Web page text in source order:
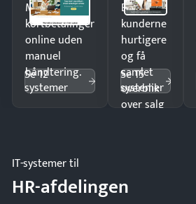
Modtag
kortbetalinger
online uden
manuel
håndtering.
Se 12
systemer
Ekspedér
kunderne
hurtigere
og få
samlet
overblik
over salg
Se 15
systemer
IT-systemer til
HR-afdelingen